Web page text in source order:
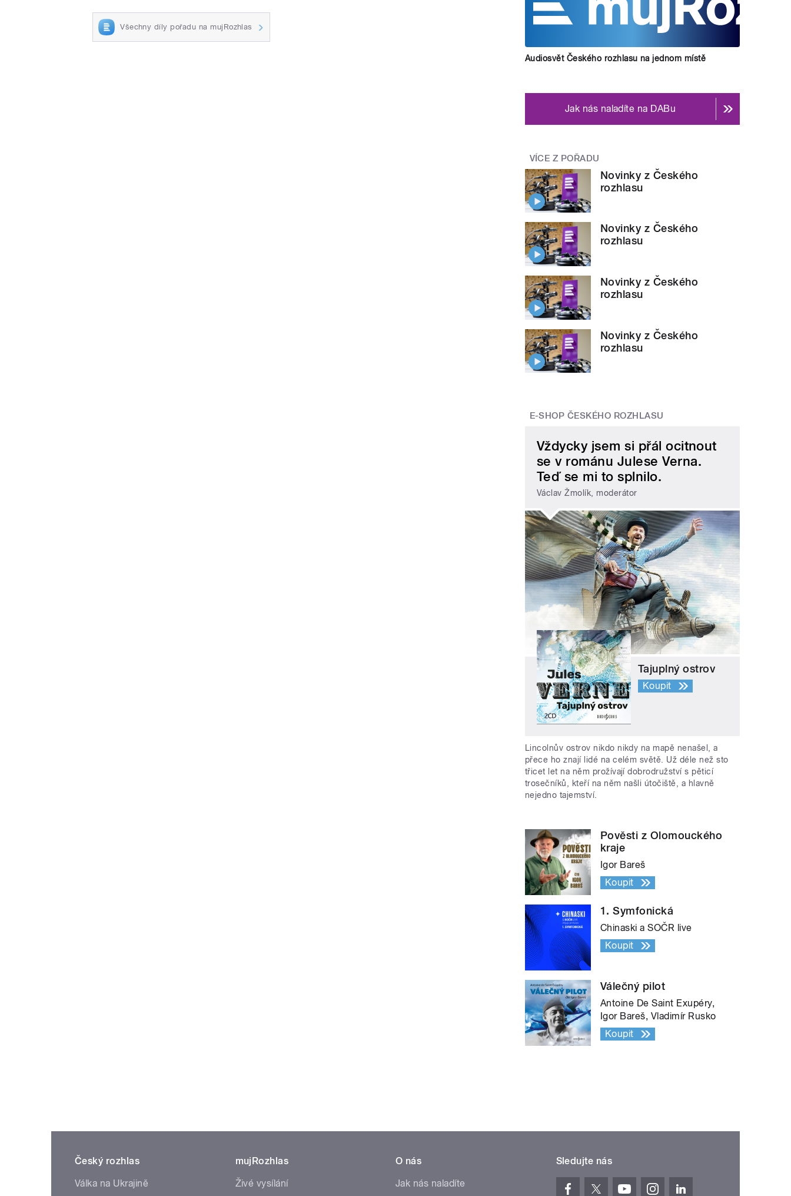
Všechny díly pořadu na mujRozhlas
Audiosvět Českého rozhlasu na jednom místě
Jak nás naladíte na DABu
VÍCE Z POŘADU
Novinky z Českého
rozhlasu
Novinky z Českého
rozhlasu
Novinky z Českého
rozhlasu
Novinky z Českého
rozhlasu
E-SHOP ČESKÉHO ROZHLASU
Vždycky jsem si přál ocitnout
se v románu Julese Verna.
Teď se mi to splnilo.
Václav Žmolík, moderátor
Tajuplný ostrov
Koupit
Lincolnův ostrov nikdo nikdy na mapě nenašel, a
přece ho znají lidé na celém světě. Už déle než sto
třicet let na něm prožívají dobrodružství s pěticí
trosečníků, kteří na něm našli útočiště, a hlavně
nejedno tajemství.
Pověsti z Olomouckého
kraje
Igor Bareš
Koupit
1. Symfonická
Chinaski a SOČR live
Koupit
Válečný pilot
Antoine De Saint Exupéry,
Igor Bareš, Vladimír Rusko
Koupit
Český rozhlas
Válka na Ukrajině
mujRozhlas
Živé vysílání
O nás
Jak nás naladíte
Sledujte nás